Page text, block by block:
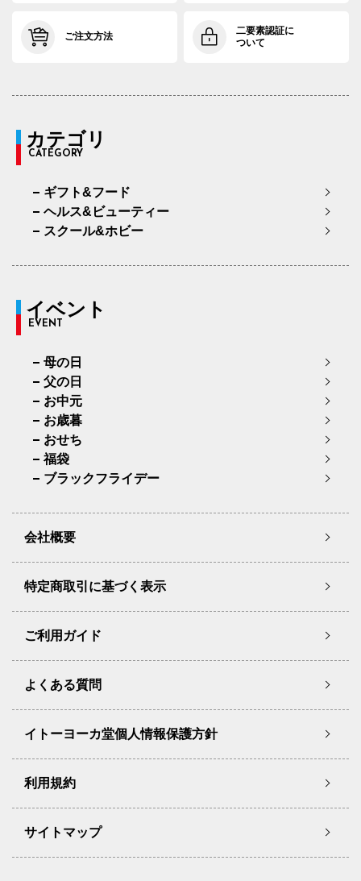
ご注文方法
二要素認証に
ついて
カテゴリ
CATEGORY
ギフト&フード
ヘルス&ビューティー
スクール&ホビー
イベント
EVENT
母の日
父の日
お中元
お歳暮
おせち
福袋
ブラックフライデー
会社概要
特定商取引に基づく表示
ご利用ガイド
よくある質問
イトーヨーカ堂個人情報保護方針
利用規約
サイトマップ